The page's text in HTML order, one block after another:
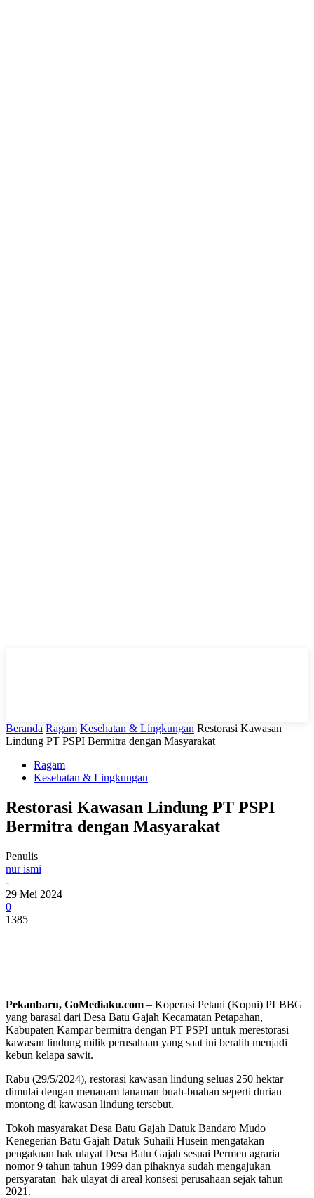
Beranda Ragam Kesehatan & Lingkungan Restorasi Kawasan
Lindung PT PSPI Bermitra dengan Masyarakat
Ragam
Kesehatan & Lingkungan
Restorasi Kawasan Lindung PT PSPI
Bermitra dengan Masyarakat
Penulis
nur ismi
-
29 Mei 2024
0
1385
Pekanbaru, GoMediaku.com – Koperasi Petani (Kopni) PLBBG
yang barasal dari Desa Batu Gajah Kecamatan Petapahan,
Kabupaten Kampar bermitra dengan PT PSPI untuk merestorasi
kawasan lindung milik perusahaan yang saat ini beralih menjadi
kebun kelapa sawit.
Rabu (29/5/2024), restorasi kawasan lindung seluas 250 hektar
dimulai dengan menanam tanaman buah-buahan seperti durian
montong di kawasan lindung tersebut.
Tokoh masyarakat Desa Batu Gajah Datuk Bandaro Mudo
Kenegerian Batu Gajah Datuk Suhaili Husein mengatakan
pengakuan hak ulayat Desa Batu Gajah sesuai Permen agraria
nomor 9 tahun tahun 1999 dan pihaknya sudah mengajukan
persyaratan hak ulayat di areal konsesi perusahaan sejak tahun
2021.